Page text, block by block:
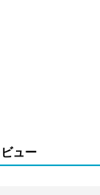
ュー